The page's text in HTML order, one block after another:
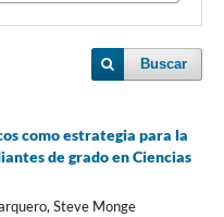
Buscar
como estrategia para la
de grado en Ciencias
Steve Monge